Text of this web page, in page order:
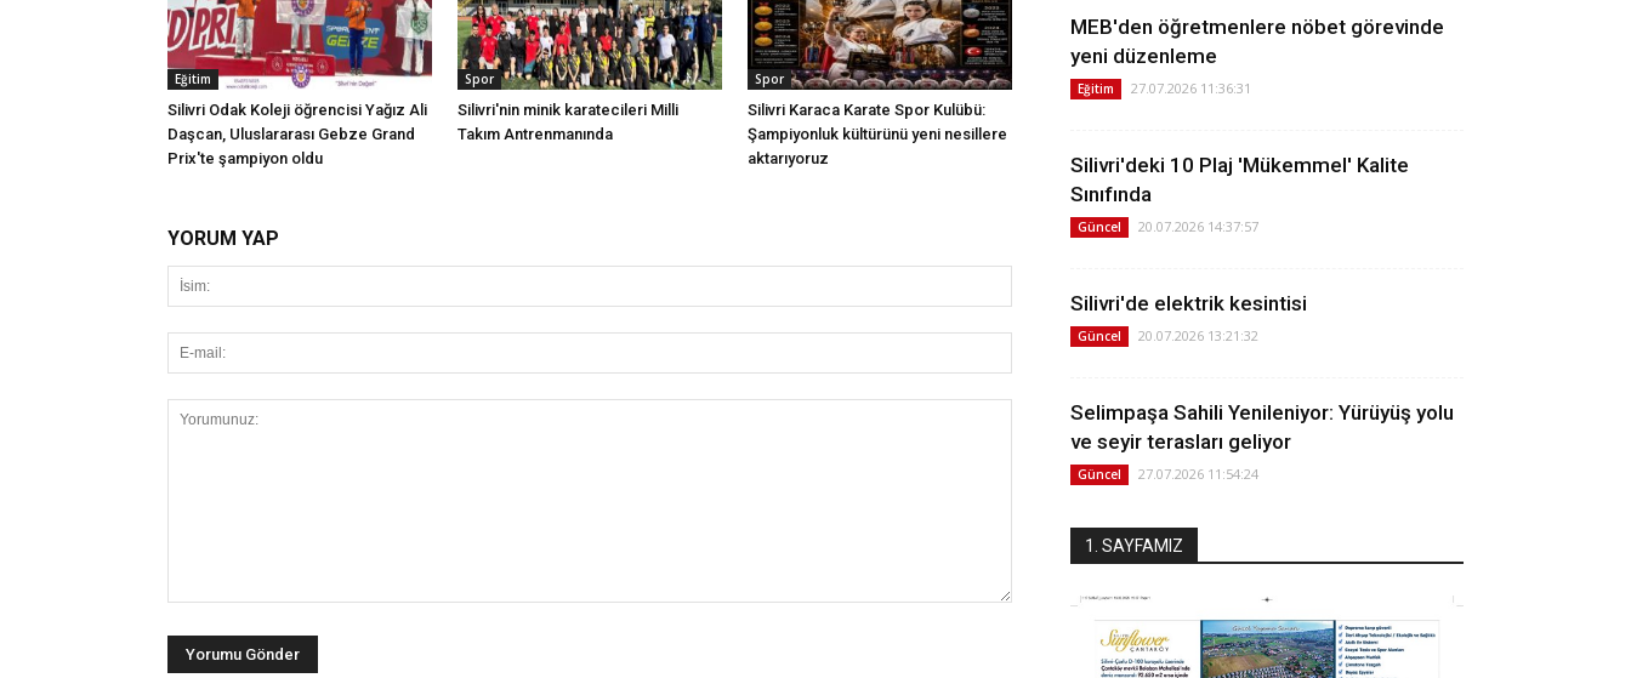
Eğitim
Silivri Odak Koleji öğrencisi Yağız Ali
Daşcan, Uluslararası Gebze Grand
Prix'te şampiyon oldu
Spor
Silivri'nin minik karatecileri Milli
Takım Antrenmanında
Spor
Silivri Karaca Karate Spor Kulübü:
Şampiyonluk kültürünü yeni nesillere
aktarıyoruz
YORUM YAP
MEB'den öğretmenlere nöbet görevinde
yeni düzenleme
Eğitim 27.07.2026 11:36:31
Silivri'deki 10 Plaj 'Mükemmel' Kalite
Sınıfında
Güncel 20.07.2026 14:37:57
Silivri'de elektrik kesintisi
Güncel 20.07.2026 13:21:32
Selimpaşa Sahili Yenileniyor: Yürüyüş yolu
ve seyir terasları geliyor
Güncel 27.07.2026 11:54:24
1. SAYFAMIZ